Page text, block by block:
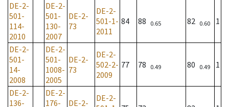
DE-2-
501-
114-
2010
DE-2-
501-
130-
2007
DE-2-
73
DE-2-
501-1-
2011
84 88 0.65 82 0.60 1
DE-2-
501-
14-
2008
DE-2-
501-
1008-
2005
DE-2-
73
DE-2-
502-2-
2009
77 78 0.49 80 0.49 1
DE-2-
136-
DE-2-
176-
DE-2-
DE-2-